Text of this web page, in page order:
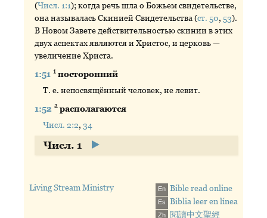
(Числ. 1:1); когда речь шла о Божьем свидетельстве,
она называлась Скинией Свидетельства (ст. 50, 53).
В Новом Завете действительностью скинии в этих
двух аспектах являются и Христос, и церковь —
увеличение Христа.
1:511 посторонний
Т. е. непосвящённый человек, не левит.
1:52а располагаются
Числ. 2:2, 34
Числ. 1
En Bible read online
Es Biblia leer en línea
Zh 閱讀中文聖經
Living Stream Ministry